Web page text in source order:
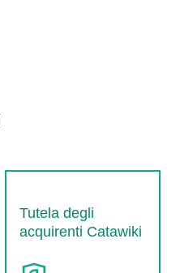
Tutela degli
acquirenti Catawiki